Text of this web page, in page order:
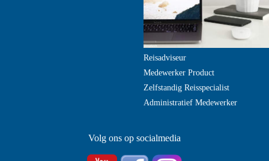
Reisadviseur
Medewerker Product
Zelfstandig Reisspecialist
Administratief Medewerker
Volg ons op socialmedia